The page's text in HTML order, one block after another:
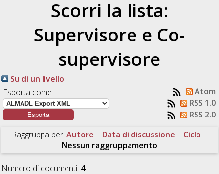
Scorri la lista:
Supervisore e Co-
supervisore
Su di un livello
Esporta come
Atom
RSS 1.0
RSS 2.0
Raggruppa per: Autore | Data di discussione | Ciclo |
Nessun raggruppamento
Numero di documenti: 4.